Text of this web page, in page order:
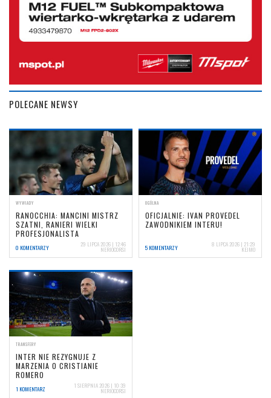
POLECANE NEWSY
WYWIADY
RANOCCHIA: MANCINI MISTRZ
SZATNI, RANIERI WIELKI
PROFESJONALISTA
0 KOMENTARZY 29 LIPCA 2026 | 12:46
NERIOCORSI
OGÓLNA
OFICJALNIE: IVAN PROVEDEL
ZAWODNIKIEM INTERU!
5 KOMENTARZY 8 LIPCA 2026 | 21:29
KEJMO
TRANSFERY
INTER NIE REZYGNUJE Z
MARZENIA O CRISTIANIE
ROMERO
1 KOMENTARZ 1 SIERPNIA 2026 | 10:39
NERIOCORSI